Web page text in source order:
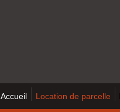
Accueil Location de parcelle